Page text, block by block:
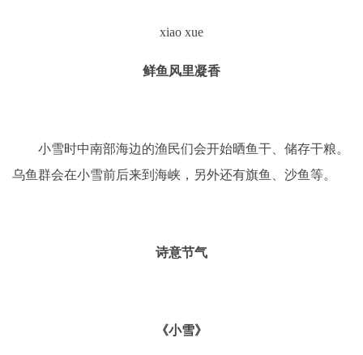
xiao xue
鲜鱼风里凝香
小雪时中南部海边的渔民们会开始晒鱼干、储存干粮。
乌鱼群会在小雪前后来到海峡，另外还有旗鱼、沙鱼等。
诗意节气
《小雪》